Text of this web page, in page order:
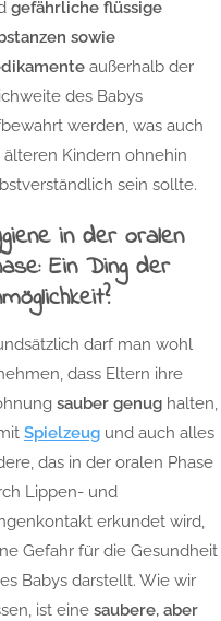
gefährliche flüssige
sowie
außerhalb der
des Babys
werden, was auch
älteren Kindern ohnehin
sein sollte.
in der oralen
Ein Ding der
darf man wohl
dass Eltern ihre
sauber genug halten,
Spielzeug und auch alles
das in der oralen Phase
Lippen- und
erkundet wird,
Gefahr für die Gesundheit
Babys darstellt. Wie wir
ist eine saubere, aber